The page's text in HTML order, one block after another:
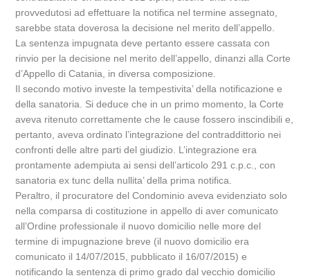
provvedutosi ad effettuare la notifica nel termine assegnato,
sarebbe stata doverosa la decisione nel merito dell’appello.
La sentenza impugnata deve pertanto essere cassata con
rinvio per la decisione nel merito dell’appello, dinanzi alla Corte
d’Appello di Catania, in diversa composizione.
Il secondo motivo investe la tempestivita’ della notificazione e
della sanatoria. Si deduce che in un primo momento, la Corte
aveva ritenuto correttamente che le cause fossero inscindibili e,
pertanto, aveva ordinato l’integrazione del contraddittorio nei
confronti delle altre parti del giudizio. L’integrazione era
prontamente adempiuta ai sensi dell’articolo 291 c.p.c., con
sanatoria ex tunc della nullita’ della prima notifica.
Peraltro, il procuratore del Condominio aveva evidenziato solo
nella comparsa di costituzione in appello di aver comunicato
all’Ordine professionale il nuovo domicilio nelle more del
termine di impugnazione breve (il nuovo domicilio era
comunicato il 14/07/2015, pubblicato il 16/07/2015) e
notificando la sentenza di primo grado dal vecchio domicilio